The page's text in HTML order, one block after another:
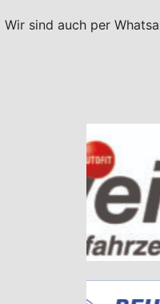
Wir sind auch per